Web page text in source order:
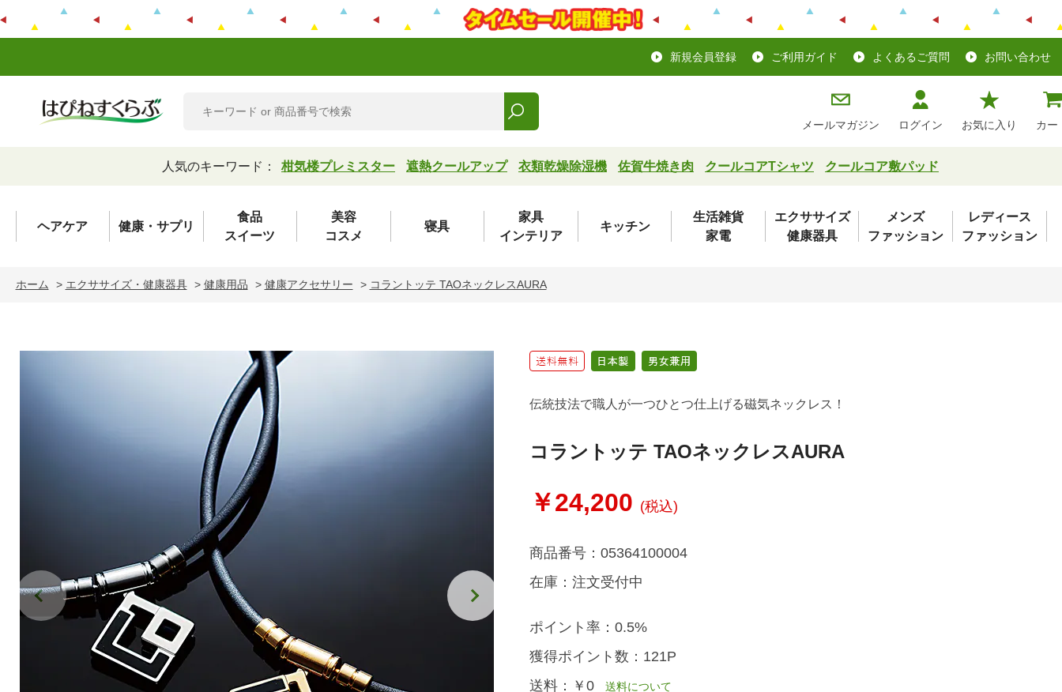
新規会員登録 ご利用ガイド よくあるご質問 お問い合わせ
メールマガジン ログイン お気に入り カー
人気のキーワード： 柑気楼プレミスター 遮熱クールアップ 衣類乾燥除湿機 佐賀牛焼き肉 クールコアTシャツ クールコア敷パッド
ヘアケア 健康・サプリ
食品
スイーツ
美容
コスメ
寝具
家具
インテリア
キッチン
生活雑貨
家電
エクササイズ
健康器具
メンズ
ファッション
レディース
ファッション
ホーム > エクササイズ・健康器具 > 健康用品 > 健康アクセサリー > コラントッテ TAOネックレスAURA
伝統技法で職人が一つひとつ仕上げる磁気ネックレス！
コラントッテ TAOネックレスAURA
￥24,200 (税込)
商品番号： 05364100004
在庫： 注文受付中
ポイント率： 0.5%
獲得ポイント数： 121P
送料： ￥0送料について